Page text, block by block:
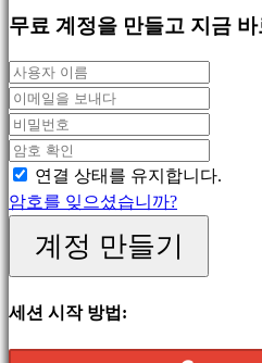
게
임
MMO
게
임
스
RPG
게
스
포
츠
임
무료 계정을 만들고 지금
연결 상태를 유지합니다.
암호를 잊으셨습니까?
계정 만들기
세션 시작 방법: